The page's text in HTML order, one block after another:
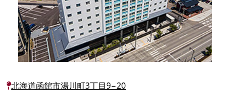
北海道函館市湯川町3丁目9−20